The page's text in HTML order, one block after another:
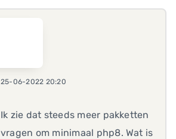
25-06-2022 20:20
Ik zie dat steeds meer pakketten
vragen om minimaal php8. Wat is